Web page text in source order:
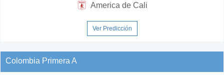
America de Cali
Ver Predicción
Colombia Primera A